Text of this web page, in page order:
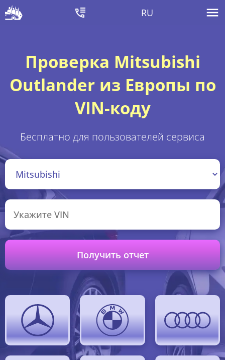
RU
Проверка Mitsubishi
Outlander из Европы по
VIN-коду
Бесплатно для пользователей сервиса
Получить отчет